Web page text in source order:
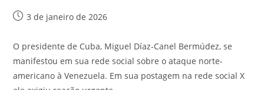
3 de janeiro de 2026
O presidente de Cuba, Miguel Díaz-Canel Bermúdez, se
manifestou em sua rede social sobre o ataque norte-
americano à Venezuela. Em sua postagem na rede social X